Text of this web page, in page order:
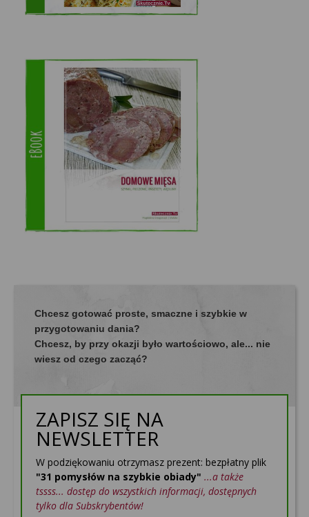
Chcesz gotować proste, smaczne i szybkie w
przygotowaniu dania?
Chcesz, by przy okazji było wartościowo, ale... nie
wiesz od czego zacząć?
ZAPISZ SIĘ NA
NEWSLETTER
W podziękowaniu otrzymasz prezent: bezpłatny plik
"31 pomysłów na szybkie obiady" ...a także
tssss... dostęp do wszystkich informacji, dostępnych
tylko dla Subskrybentów!